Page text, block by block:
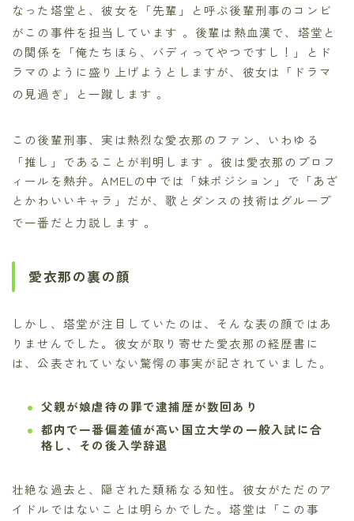
なった塔堂と、彼女を「先輩」と呼ぶ後輩刑事のコンビ
がこの事件を担当しています 。後輩は熱血漢で、塔堂と
の関係を「俺たちほら、バディってやつですし！」とド
ラマのように盛り上げようとしますが、彼女は「ドラマ
の見過ぎ」と一蹴します 。
この後輩刑事、実は熱烈な愛衣那のファン、いわゆる
「推し」であることが判明します 。彼は愛衣那のプロフ
ィールを熱弁。AMELの中では「妹ポジション」で「あざ
とかわいいキャラ」だが、歌とダンスの技術はグループ
で一番だと力説します 。
愛衣那の裏の顔
しかし、塔堂が注目していたのは、そんな表の顔ではあ
りませんでした。彼女が取り寄せた愛衣那の経歴書に
は、公表されていない驚愕の事実が記されていました。
父親が娘虐待の罪で逮捕歴が数回あり
都内で一番偏差値が高い国立大学の一般入試に合
格し、その後入学辞退
壮絶な過去と、隠された類稀なる知性。彼女がただのア
イドルではないことは明らかでした。塔堂は「この事